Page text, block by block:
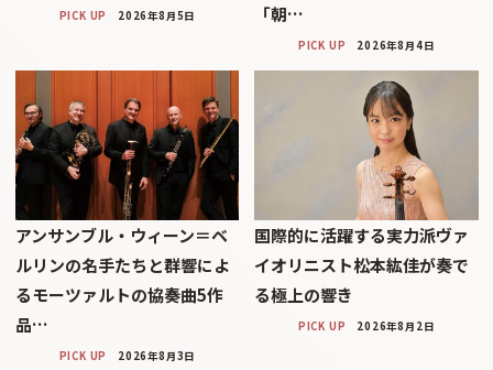
PICK UP 2026年8月5日
「朝…
PICK UP 2026年8月4日
アンサンブル・ウィーン＝ベ
ルリンの名手たちと群響によ
るモーツァルトの協奏曲5作
品…
PICK UP 2026年8月3日
国際的に活躍する実力派ヴァ
イオリニスト松本紘佳が奏で
る極上の響き
PICK UP 2026年8月2日